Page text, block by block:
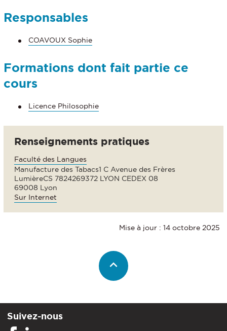
Responsables
COAVOUX Sophie
Formations dont fait partie ce
cours
Licence Philosophie
Renseignements pratiques
Faculté des Langues
Manufacture des Tabacs1 C Avenue des Frères
LumièreCS 7824269372 LYON CEDEX 08
69008 Lyon
Sur Internet
Mise à jour : 14 octobre 2025
Suivez-nous